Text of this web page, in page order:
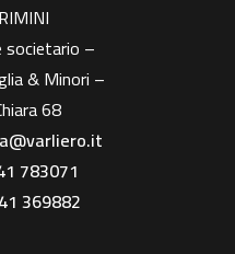
–
& Minori –
68
783071
369882